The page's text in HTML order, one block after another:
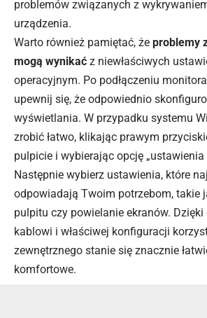
problemów związanych z
urządzenia.
Warto również pamiętać, że problemy
mogą wynikać z niewłaściwych
operacyjnym. Po podłączeniu
upewnij się, że odpowiednio
wyświetlania. W przypadku systemu
zrobić łatwo, klikając prawym
pulpicie i wybierając opcję „ustawienia
Następnie wybierz ustawienia, które
odpowiadają Twoim potrzebom, takie
pulpitu czy powielanie ekranów.
kablowi i właściwej konfiguracji
zewnętrznego stanie się znacznie
komfortowe.